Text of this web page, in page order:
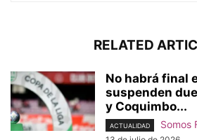
RELATED
No habrá final
suspenden
y Coquimbo...
ACTUALIDAD Somos